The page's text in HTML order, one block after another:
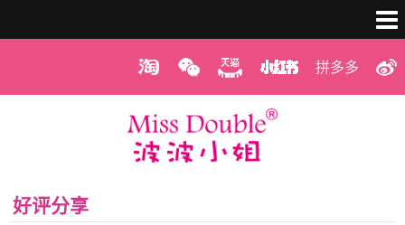
拼多多
好评分享